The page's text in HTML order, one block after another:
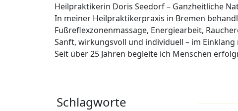
Heilpraktikerin Doris Seedorf – Ganzheitliche
In meiner Heilpraktikerpraxis in Bremen
Fußreflexzonenmassage, Energiearbeit,
Sanft, wirkungsvoll und individuell – im Einklang
Seit über 25 Jahren begleite ich Menschen
Schlagworte